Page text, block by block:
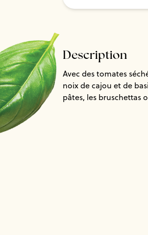
Description
Avec des tomates
noix de cajou et de
pâtes, les bruschettas